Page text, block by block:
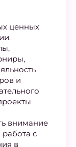
ценных
и
внимание
с
в